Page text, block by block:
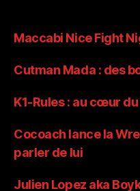
Maccabi Nice Fight
Cutman Mada : des
K1-Rules : au cœur
Cocoach lance la
parler de lui
Julien Lopez aka